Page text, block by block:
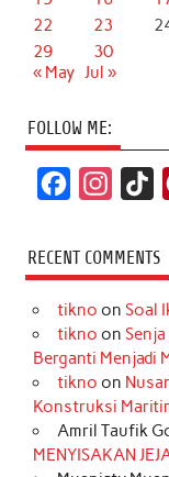
22
23
29
30
« May Jul »
FOLLOW ME:
c
e
b
o
k
s
t
a
r
a
m
k
T
o
k
RECENT COMMENTS
tikno on Soal
tikno on
Berganti Menjadi
tikno on
Konstruksi
Amril Taufik
MENYISAKAN